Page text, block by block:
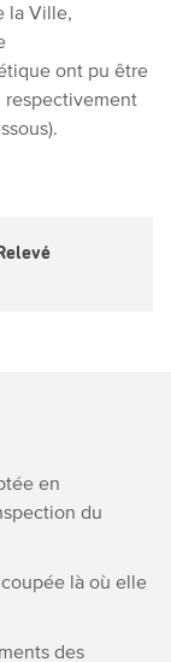
la Ville,
ont pu être
respectivement
en
du
là où elle
des